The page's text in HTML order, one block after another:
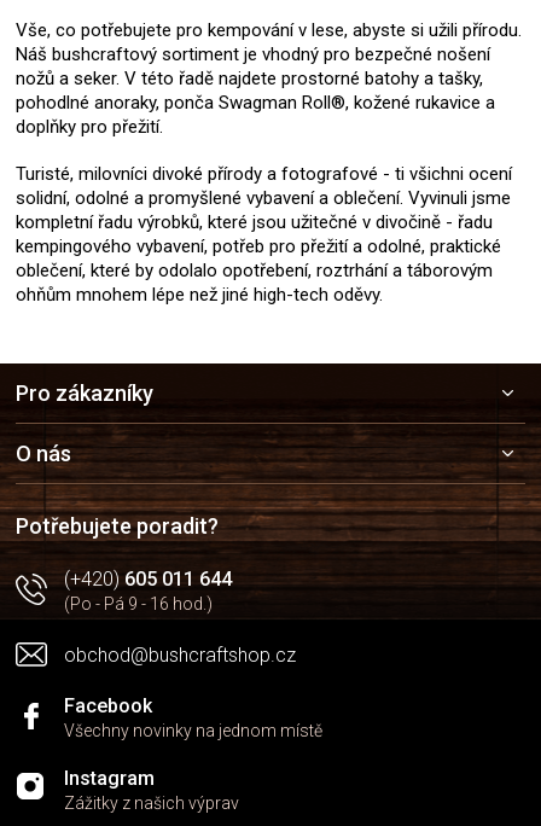
Vše, co potřebujete pro kempování v lese, abyste si užili přírodu.
Náš bushcraftový sortiment je vhodný pro bezpečné nošení
nožů a seker. V této řadě najdete prostorné batohy a tašky,
pohodlné anoraky, ponča Swagman Roll®, kožené rukavice a
doplňky pro přežití.
Turisté, milovníci divoké přírody a fotografové - ti všichni ocení
solidní, odolné a promyšlené vybavení a oblečení. Vyvinuli jsme
kompletní řadu výrobků, které jsou užitečné v divočině - řadu
kempingového vybavení, potřeb pro přežití a odolné, praktické
oblečení, které by odolalo opotřebení, roztrhání a táborovým
ohňům mnohem lépe než jiné high-tech oděvy.
a
t
í
Pro zákazníky
O nás
Potřebujete poradit?
(+420)605 011 644
(Po - Pá 9 - 16 hod.)
obchod@bushcraftshop.cz
Facebook
Všechny novinky na jednom místě
Instagram
Zážitky z našich výprav